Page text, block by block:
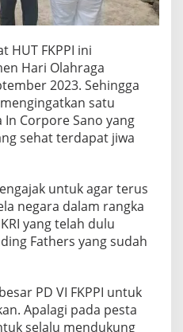
HUT FKPPI ini
Hari Olahraga
2023. Sehingga
satu
In Corpore Sano yang
sehat terdapat jiwa
untuk agar terus
negara dalam rangka
yang telah dulu
Fathers yang sudah
PD VI FKPPI untuk
Apalagi pada pesta
selalu mendukung